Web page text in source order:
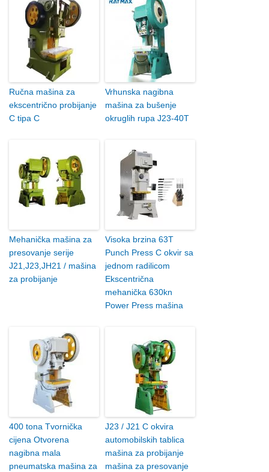
Ručna mašina za
ekscentrično probijanje
C tipa C
Vrhunska nagibna
mašina za bušenje
okruglih rupa J23-40T
Mehanička mašina za
presovanje serije
J21,J23,JH21 / mašina
za probijanje
Visoka brzina 63T
Punch Press C okvir sa
jednom radilicom
Ekscentrična
mehanička 630kn
Power Press mašina
400 tona Tvornička
cijena Otvorena
nagibna mala
pneumatska mašina za
J23 / J21 C okvira
automobilskih tablica
mašina za probijanje
mašina za presovanje